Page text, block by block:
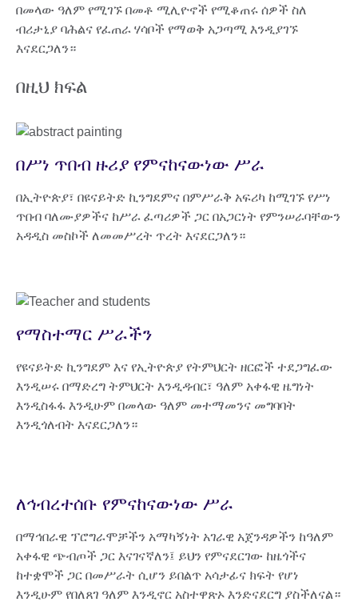
በመላው ዓለም የሚገኙ በመቶ ሚሊዮኖች የሚቆጠሩ ሰዎች ስለ
ብሪታኒያ ባሕልና የፈጠራ ሃሳቦች የማወቅ አጋጣሚ እንዲያገኙ
እናደርጋለን።
በዚህ ክፍል
በሥነ ጥበብ ዙሪያ የምናከናውነው ሥራ
በኢትዮጵያ፣ በዩናይትድ ኪንግደምና በምሥራቅ አፍሪካ ከሚገኙ የሥነ
ጥበብ ባለሙያዎችና ከሥራ ፈጣሪዎች ጋር በአጋርነት የምንሠራባቸውን
አዳዲስ መስኮች ለመመሥረት ጥረት እናደርጋለን።
የማስተማር ሥራችን
የዩናይትድ ኪንግደም እና የኢትዮጵያ የትምህርት ዘርፎች ተደጋግፈው
እንዲሠሩ በማድረግ ትምህርት እንዲዳብር፣ ዓለም አቀፋዊ ዜግነት
እንዲስፋፋ እንዲሁም በመላው ዓለም መተማመንና መግባባት
እንዲጎለብት እናደርጋለን።
ለኅብረተሰቡ የምናከናውነው ሥራ
በማኅበራዊ ፕሮግራሞቻችን አማካኝነት አገራዊ አጀንዳዎችን ከዓለም
አቀፋዊ ጭብጦች ጋር እናገናኛለን፤ ይህን የምናደርገው ከዜጎችና
ከተቋሞች ጋር በመሥራት ሲሆን ይበልጥ አሳታፊና ክፍት የሆነ
እንዲሁም የበለጸገ ዓለም እንዲኖር አስተዋጽኦ እንድናደርግ ያስችለናል።